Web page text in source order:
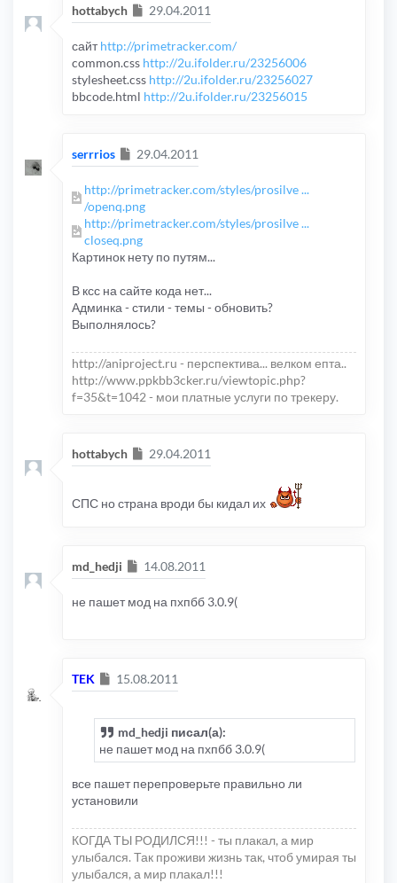
hottabych Сообщение
29.04.2011
сайтhttp://primetracker.com/
common.css http://2u.ifolder.ru/23256006
stylesheet.css http://2u.ifolder.ru/23256027
bbcode.html http://2u.ifolder.ru/23256015
serrrios Сообщение
29.04.2011
http://primetracker.com/styles/prosilve ...
/openq.png
http://primetracker.com/styles/prosilve ...
closeq.png
Картинок нету по путям...
В ксс на сайте кода нет...
Админка - стили - темы - обновить?
Выполнялось?
http://aniproject.ru - перспектива... велком епта..
http://www.ppkbb3cker.ru/viewtopic.php?
f=35&t=1042 - мои платные услуги по трекеру.
hottabych Сообщение
29.04.2011
СПС но страна вроди бы кидал их
md_hedji Сообщение
14.08.2011
не пашет мод на пхпбб 3.0.9(
TEK Сообщение
15.08.2011
md_hedji писал(а):
не пашет мод на пхпбб 3.0.9(
все пашет перепроверьте правильно ли
установили
КОГДА ТЫ РОДИЛСЯ!!! - ты плакал, а мир
улыбался. Так проживи жизнь так, чтоб умирая ты
улыбался, а мир плакал!!!